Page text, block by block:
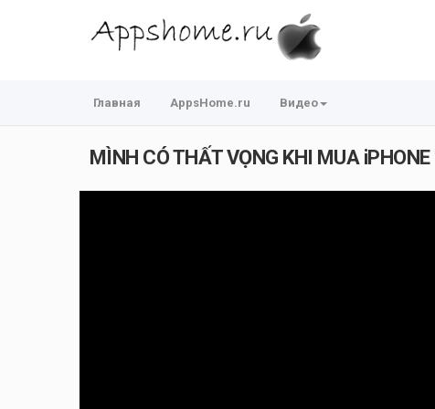
Главная AppsHome.ru Видео
MÌNH CÓ THẤT VỌNG KHI MUA